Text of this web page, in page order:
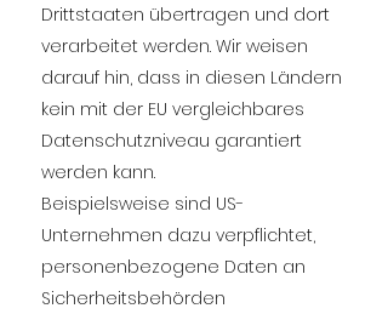
Drittstaaten übertragen und dort
verarbeitet werden. Wir weisen
darauf hin, dass in diesen Ländern
kein mit der EU vergleichbares
Datenschutzniveau garantiert
werden kann.
Beispielsweise sind US-
Unternehmen dazu verpflichtet,
personenbezogene Daten an
Sicherheitsbehörden